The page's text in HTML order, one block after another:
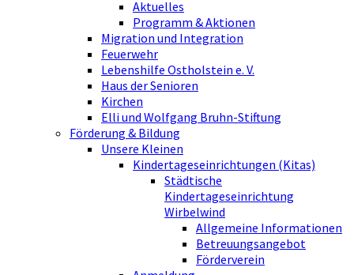
Aktuelles
Programm & Aktionen
Migration und Integration
Feuerwehr
Lebenshilfe Ostholstein e. V.
Haus der Senioren
Kirchen
Elli und Wolfgang Bruhn-Stiftung
Förderung & Bildung
Unsere Kleinen
Kindertageseinrichtungen (Kitas)
Städtische
Kindertageseinrichtung
Wirbelwind
Allgemeine Informationen
Betreuungsangebot
Förderverein